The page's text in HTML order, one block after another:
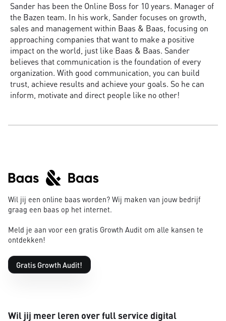
Sander has been the Online Boss for 10 years. Manager of
the Bazen team. In his work, Sander focuses on growth,
sales and management within Baas & Baas, focusing on
approaching companies that want to make a positive
impact on the world, just like Baas & Baas. Sander
believes that communication is the foundation of every
organization. With good communication, you can build
trust, achieve results and achieve your goals. So he can
inform, motivate and direct people like no other!
Wil jij een online baas worden? Wij maken van jouw bedrijf
graag een baas op het internet.
Meld je aan voor een gratis Growth Audit om alle kansen te
ontdekken!
Gratis Growth Audit!
Wil jij meer leren over full service digital